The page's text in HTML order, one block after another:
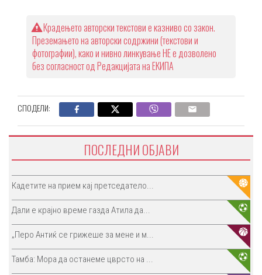
Крадењето авторски текстови е казниво со закон.
Преземањето на авторски содржини (текстови и
фотографии), како и нивно линкување НЕ е дозволено
без согласност од Редакцијата на ЕКИПА
СПОДЕЛИ:
ПОСЛЕДНИ ОБЈАВИ
Кадетите на прием кај претседатело...
Дали е крајно време газда Атила да...
„Перо Антиќ се грижеше за мене и м...
Тамба: Мора да останеме цврсто на ...